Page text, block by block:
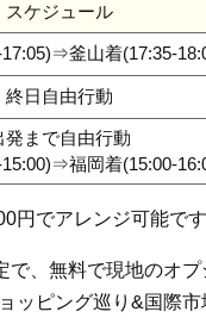
スケジュール
釜山着(17:35-
終日自由行動
発まで自由行動
福岡着(15:00-
円でアレンジ可能です
で、無料で現地のオ
ッピング巡り&国際